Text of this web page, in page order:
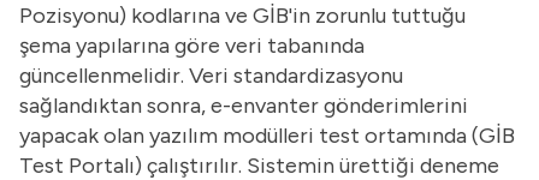
Pozisyonu) kodlarına ve GİB'in zorunlu tuttuğu
şema yapılarına göre veri tabanında
güncellenmelidir. Veri standardizasyonu
sağlandıktan sonra, e-envanter gönderimlerini
yapacak olan yazılım modülleri test ortamında (GİB
Test Portalı) çalıştırılır. Sistemin ürettiği deneme